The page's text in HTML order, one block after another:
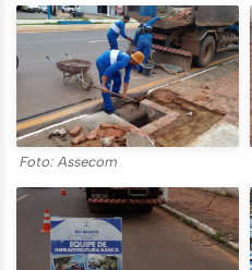
Foto: Assecom